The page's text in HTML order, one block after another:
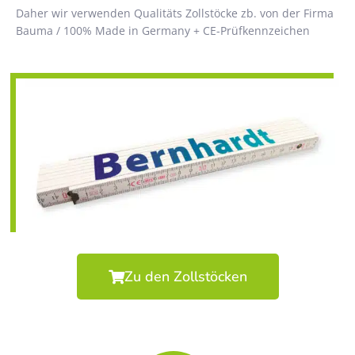
Daher wir verwenden Qualitäts Zollstöcke zb. von der Firma
Bauma / 100% Made in Germany + CE-Prüfkennzeichen
Zu den Zollstöcken